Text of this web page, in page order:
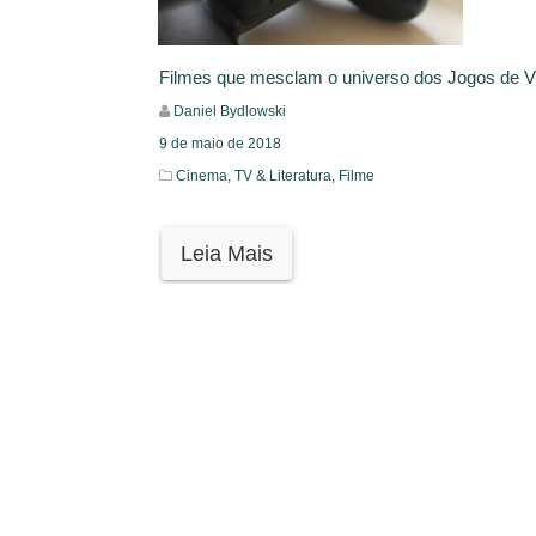
Filmes que mesclam o universo dos Jogos de
Daniel Bydlowski
9 de maio de 2018
Cinema, TV & Literatura, Filme
Leia Mais